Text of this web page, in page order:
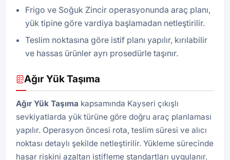
Frigo ve Soğuk Zincir operasyonunda araç planı,
yük tipine göre vardiya başlamadan netleştirilir.
Teslim noktasına göre istif planı yapılır, kırılabilir
ve hassas ürünler ayrı prosedürle taşınır.
Ağır Yük Taşıma
Ağır Yük Taşıma kapsamında Kayseri çıkışlı
sevkiyatlarda yük türüne göre doğru araç planlaması
yapılır. Operasyon öncesi rota, teslim süresi ve alıcı
noktası detaylı şekilde netleştirilir. Yükleme sürecinde
hasar riskini azaltan istifleme standartları uygulanır.